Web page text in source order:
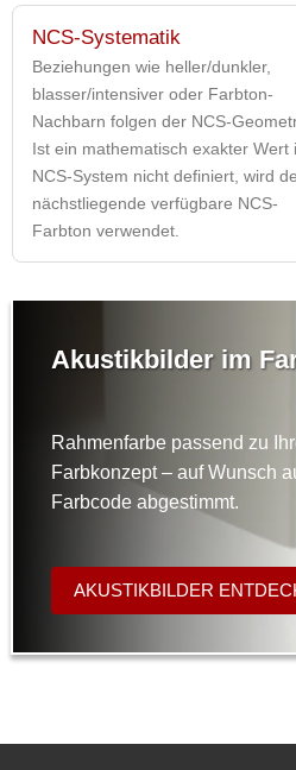
NCS-Systematik
Beziehungen wie heller/dunkler,
blasser/intensiver oder Farbton-
Nachbarn folgen der NCS-
Ist ein mathematisch exakter Wert
NCS-System nicht definiert, wird
nächstliegende verfügbare NCS-
Farbton verwendet.
Akustikbilder im
Rahmenfarbe passend zu
Farbkonzept – auf Wunsch
Farbcode abgestimmt.
AKUSTIKBILDER